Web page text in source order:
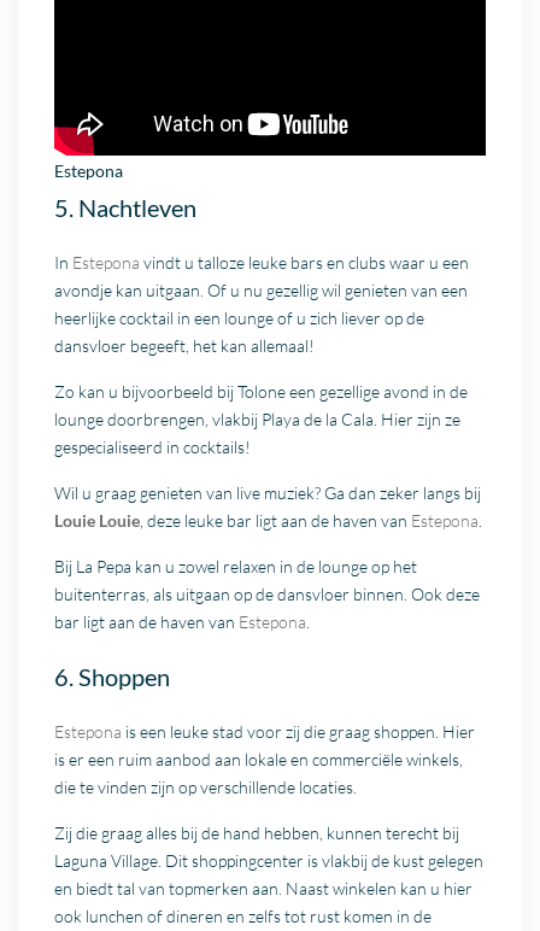
Estepona
5. Nachtleven
In Estepona vindt u talloze leuke bars en clubs waar u een
avondje kan uitgaan. Of u nu gezellig wil genieten van een
heerlijke cocktail in een lounge of u zich liever op de
dansvloer begeeft, het kan allemaal!
Zo kan u bijvoorbeeld bij Tolone een gezellige avond in de
lounge doorbrengen, vlakbij Playa de la Cala. Hier zijn ze
gespecialiseerd in cocktails!
Wil u graag genieten van live muziek? Ga dan zeker langs bij
Louie Louie , deze leuke bar ligt aan de haven van Estepona
Bij La Pepa kan u zowel relaxen in de lounge op het
buitenterras, als uitgaan op de dansvloer binnen. Ook deze
bar ligt aan de haven van Estepona
6. Shoppen
Estepona is een leuke stad voor zij die graag shoppen. Hier
is er een ruim aanbod aan lokale en commerciële winkels,
die te vinden zijn op verschillende locaties.
Zij die graag alles bij de hand hebben, kunnen terecht bij
Laguna Village. Dit shoppingcenter is vlakbij de kust gelegen
en biedt tal van topmerken aan. Naast winkelen kan u hier
ook lunchen of dineren en zelfs tot rust komen in de